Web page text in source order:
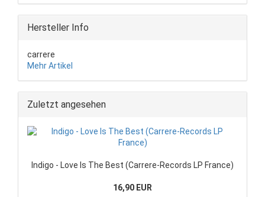
Hersteller Info
carrere
Mehr Artikel
Zuletzt angesehen
Indigo - Love Is The Best (Carrere-Records LP France)
16,90 EUR